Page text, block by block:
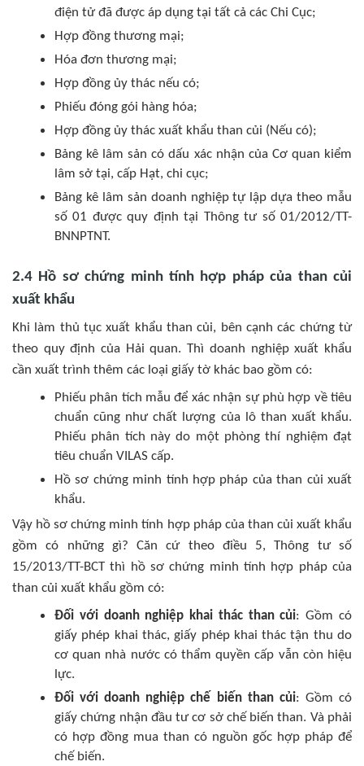
điện tử đã được áp dụng tại tất cả các Chi Cục;
Hợp đồng thương mại;
Hóa đơn thương mại;
Hợp đồng ủy thác nếu có;
Phiếu đóng gói hàng hóa;
Hợp đồng ủy thác xuất khẩu than củi (Nếu có);
Bảng kê lâm sản có dấu xác nhận của Cơ quan kiểm
lâm sở tại, cấp Hạt, chi cục;
Bảng kê lâm sản doanh nghiệp tự lập dựa theo mẫu
số 01 được quy định tại Thông tư số 01/2012/TT-
BNNPTNT.
2.4 Hồ sơ chứng minh tính hợp pháp của than củi
xuất khẩu
Khi làm thủ tục xuất khẩu than củi, bên cạnh các chứng từ
theo quy định của Hải quan. Thì doanh nghiệp xuất khẩu
cần xuất trình thêm các loại giấy tờ khác bao gồm có:
Phiếu phân tích mẫu để xác nhận sự phù hợp về tiêu
chuẩn cũng như chất lượng của lô than xuất khẩu.
Phiếu phân tích này do một phòng thí nghiệm đạt
tiêu chuẩn VILAS cấp.
Hồ sơ chứng minh tính hợp pháp của than củi xuất
khẩu.
Vậy hồ sơ chứng minh tính hợp pháp của than củi xuất khẩu
gồm có những gì? Căn cứ theo điều 5, Thông tư số
15/2013/TT-BCT thì hồ sơ chứng minh tính hợp pháp của
than củi xuất khẩu gồm có:
Đối với doanh nghiệp khai thác than củi: Gồm có
giấy phép khai thác, giấy phép khai thác tận thu do
cơ quan nhà nước có thẩm quyền cấp vẫn còn hiệu
lực.
Đối với doanh nghiệp chế biến than củi: Gồm có
giấy chứng nhận đầu tư cơ sở chế biến than. Và phải
có hợp đồng mua than có nguồn gốc hợp pháp để
chế biến.